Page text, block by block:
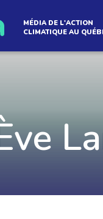
qui
et inspirantes.
MÉDIA DE L'ACTION
CLIMATIQUE AU